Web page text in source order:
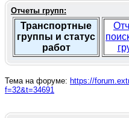
Отчеты групп:
Транспортные
группы и статус
работ
Тема на форуме: https://
f=32&t=34691